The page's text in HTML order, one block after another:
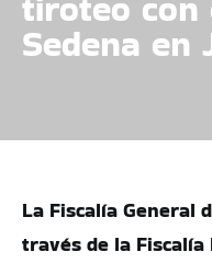
Sedena en
La Fiscalía General
través de la Fiscalía